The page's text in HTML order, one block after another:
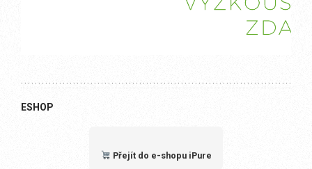
ESHOP
Přejít do e-shopu iPure